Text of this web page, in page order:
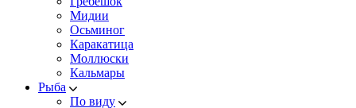
Мидии
Осьминог
Каракатица
Моллюски
Кальмары
Рыба
По виду